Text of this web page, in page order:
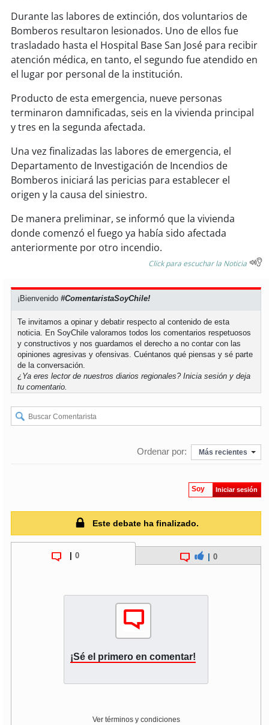
soyarauco
soytemuco
soyvaldivia
soyosorno
soypuertomontt
soychiloé
Durante las labores de extinción, dos voluntarios de
Bomberos resultaron lesionados. Uno de ellos fue
trasladado hasta el Hospital Base San José para recibir
atención médica, en tanto, el segundo fue atendido en
el lugar por personal de la institución.
Producto de esta emergencia, nueve personas
terminaron damnificadas, seis en la vivienda principal
y tres en la segunda afectada.
Una vez finalizadas las labores de emergencia, el
Departamento de Investigación de Incendios de
Bomberos iniciará las pericias para establecer el
origen y la causa del siniestro.
De manera preliminar, se informó que la vivienda
donde comenzó el fuego ya había sido afectada
anteriormente por otro incendio.
Click para escuchar la Noticia
¡Bienvenido#ComentaristaSoyChile!
Te invitamos a opinar y debatir respecto al contenido de esta
noticia. En SoyChile valoramos todos los comentarios respetuosos
y constructivos y nos guardamos el derecho a no contar con las
opiniones agresivas y ofensivas. Cuéntanos qué piensas y sé parte
de la conversación.
¿Ya eres lector de nuestros diarios regionales?Inicia sesión y deja
tu comentario.
Ordenar por: Más recientes
Soy Iniciar sesión
Este debate ha finalizado.
0 0
¡Sé el primero en comentar!
Ver términos y condiciones